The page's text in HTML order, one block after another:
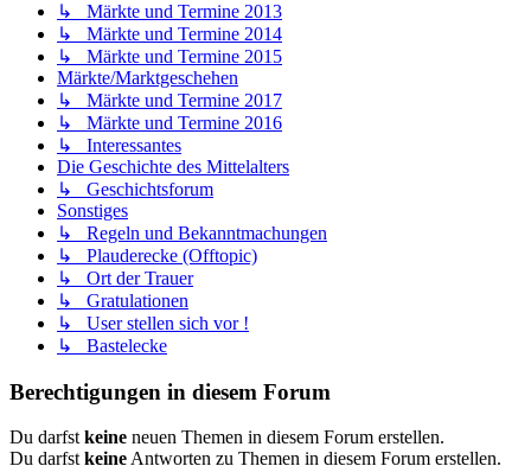
↳ Märkte und Termine 2013
↳ Märkte und Termine 2014
↳ Märkte und Termine 2015
Märkte/Marktgeschehen
↳ Märkte und Termine 2017
↳ Märkte und Termine 2016
↳ Interessantes
Die Geschichte des Mittelalters
↳ Geschichtsforum
Sonstiges
↳ Regeln und Bekanntmachungen
↳ Plauderecke (Offtopic)
↳ Ort der Trauer
↳ Gratulationen
↳ User stellen sich vor !
↳ Bastelecke
Berechtigungen in diesem Forum
Du darfstkeine neuen Themen in diesem Forum erstellen.
Du darfstkeineAntworten zu Themen in diesem Forum erstellen.